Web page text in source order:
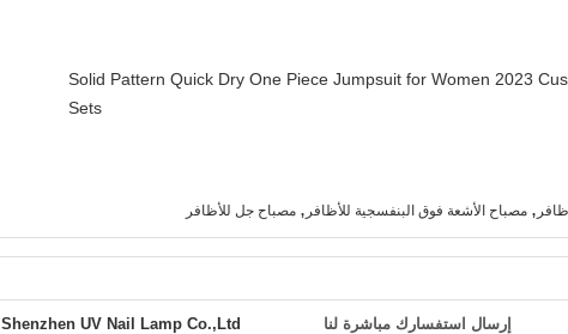
Solid Pattern Quick Dry One Piece Jumpsuit for Women 2023
Sets
, مصباح الأشعة فوق البنفسجية للأظافر , مصباح جل للأظافر
Shenzhen UV Nail Lamp Co.,Ltd. إرسال استفسارك مباشرة لنا